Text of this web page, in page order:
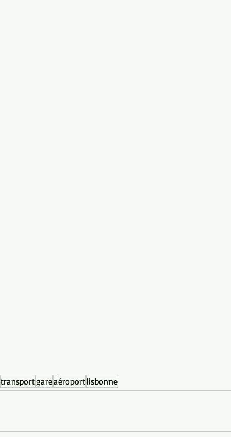
transportgareaéroportlisbonne